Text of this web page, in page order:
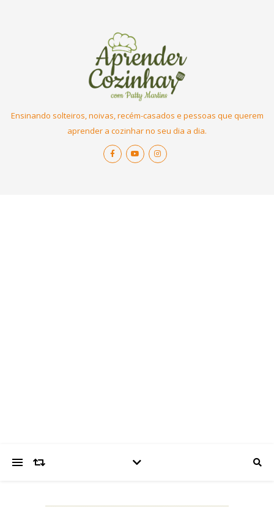
Ensinando solteiros, noivas, recém-casados e pessoas que querem
aprender a cozinhar no seu dia a dia.